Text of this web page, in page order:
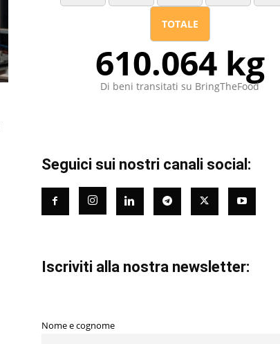
TOTALE
610.064 kg
Di beni transitati su BringTheFood
Seguici sui nostri canali social:
Iscriviti alla nostra newsletter:
Nome e cognome